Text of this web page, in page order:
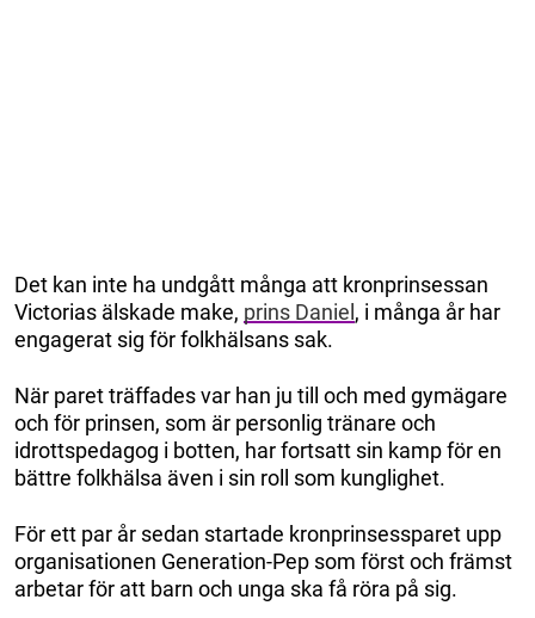
Det kan inte ha undgått många att kronprinsessan
Victorias älskade make, prins Daniel, i många år har
engagerat sig för folkhälsans sak.
När paret träffades var han ju till och med gymägare
och för prinsen, som är personlig tränare och
idrottspedagog i botten, har fortsatt sin kamp för en
bättre folkhälsa även i sin roll som kunglighet.
För ett par år sedan startade kronprinsessparet upp
organisationen Generation-Pep som först och främst
arbetar för att barn och unga ska få röra på sig.